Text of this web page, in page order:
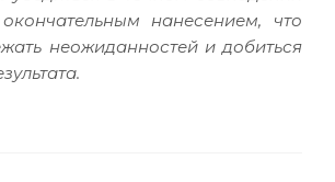
нанесением, что
неожиданностей и добиться